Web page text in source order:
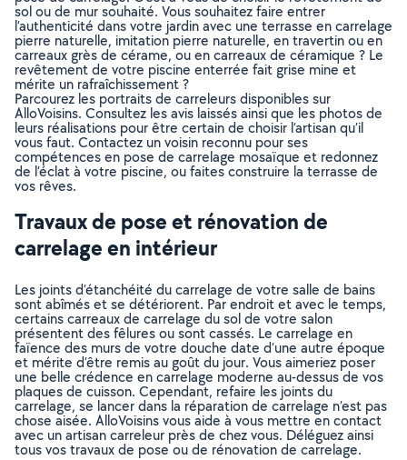
sol ou de mur souhaité. Vous souhaitez faire entrer
l’authenticité dans votre jardin avec une terrasse en carrelage
pierre naturelle, imitation pierre naturelle, en travertin ou en
carreaux grès de cérame, ou en carreaux de céramique ? Le
revêtement de votre piscine enterrée fait grise mine et
mérite un rafraîchissement ?
Parcourez les portraits de carreleurs disponibles sur
AlloVoisins. Consultez les avis laissés ainsi que les photos de
leurs réalisations pour être certain de choisir l’artisan qu’il
vous faut. Contactez un voisin reconnu pour ses
compétences en pose de carrelage mosaïque et redonnez
de l’éclat à votre piscine, ou faites construire la terrasse de
vos rêves.
Travaux de pose et rénovation de
carrelage en intérieur
Les joints d’étanchéité du carrelage de votre salle de bains
sont abîmés et se détériorent. Par endroit et avec le temps,
certains carreaux de carrelage du sol de votre salon
présentent des fêlures ou sont cassés. Le carrelage en
faïence des murs de votre douche date d’une autre époque
et mérite d’être remis au goût du jour. Vous aimeriez poser
une belle crédence en carrelage moderne au-dessus de vos
plaques de cuisson. Cependant, refaire les joints du
carrelage, se lancer dans la réparation de carrelage n’est pas
chose aisée. AlloVoisins vous aide à vous mettre en contact
avec un artisan carreleur près de chez vous. Déléguez ainsi
tous vos travaux de pose ou de rénovation de carrelage.